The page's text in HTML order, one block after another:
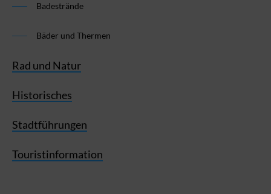
Badestrände
Bäder und Thermen
Rad und Natur
Historisches
Stadtführungen
Touristinformation